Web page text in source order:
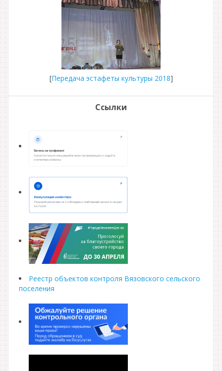
[Передача эстафеты культуры 2018]
Ссылки
Реестр объектов контроля Вязовского сельского
поселения